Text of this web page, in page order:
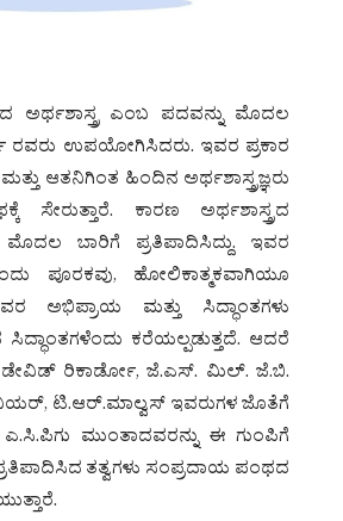
ಅರ್ಥಶಾಸ್ತ್ರ ಎಂಬ ಪದವನ್ನು ಮೊದಲ
ರವರು ಉಪಯೋಗಿಸಿದರು. ಇವರ ಪ್ರಕಾರ
ಆತನಿಗಿಂತ ಹಿಂದಿನ ಅರ್ಥಶಾಸ್ತ್ರಜ್ಞರು
ಸೇರುತ್ತಾರೆ. ಕಾರಣ ಅರ್ಥಶಾಸ್ತ್ರದ
ಮೊದಲ ಬಾರಿಗೆ ಪ್ರತಿಪಾದಿಸಿದ್ದು. ಇವರ
ಪೂರಕವು, ಹೋಲಿಕಾತ್ಮಕವಾಗಿಯೂ
ಅಭಿಪ್ರಾಯ ಮತ್ತು ಸಿದ್ಧಾಂತಗಳು
ಕರೆಯಲ್ಪಡುತ್ತದೆ. ಆದರೆ
ಡೇವಿಡ್ ರಿಕಾರ್ಡೋ, ಜೆ.ಎಸ್. ಮಿಲ್. ಜೆ.ಬಿ.
ಟಿ.ಆರ್.ಮಾಲ್ವಸ್ ಇವರುಗಳ ಜೊತೆಗೆ
ಮುಂತಾದವರನ್ನು ಈ ಗುಂಪಿಗೆ
ತತ್ವಗಳು ಸಂಪ್ರದಾಯ ಪಂಥದ